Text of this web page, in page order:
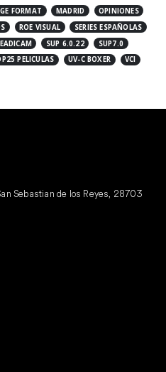
FORMAT MADRID
OPINIONES
ROE VISUAL
SERIES ESPAÑOLAS
SUP 6.0.22
SUP7.0
PELICULAS UV-C BOXER
VCI
Sebastian de los Reyes, 28703